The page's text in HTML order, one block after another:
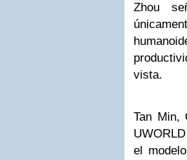
Zhou
vista.
Tan Min,
el